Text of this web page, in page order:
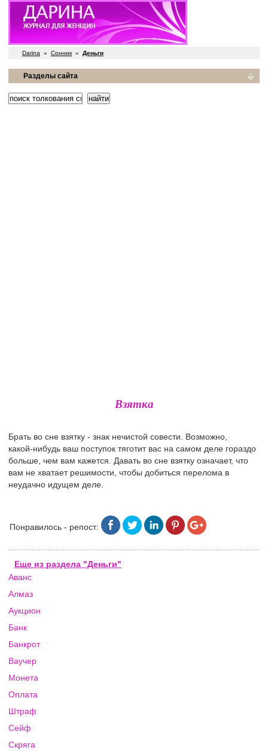
Darina » Сонник » Деньги
Разделы сайта
Взятка
Брать во сне взятку - знак нечистой совести. Возможно,
какой-нибудь ваш поступок тяготит вас на самом деле гораздо
больше, чем вам кажется. Давать во сне взятку означает, что
вам не хватает решимости, чтобы добиться перелома в
неудачно идущем деле.
Понравилось - репост:
Еще из раздела "Деньги"
Аванс
Алмаз
Аукцион
Банк
Банкрот
Ваучер
Монета
Оплата
Штраф
Сейф
Скряга